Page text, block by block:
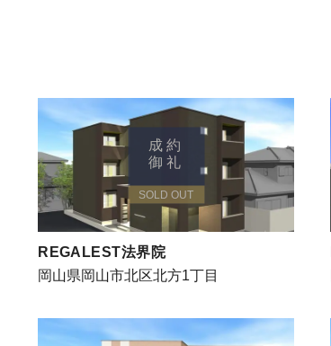
成約
御礼
SOLD OUT
REGALEST法界院
岡山県岡山市北区北方1丁目